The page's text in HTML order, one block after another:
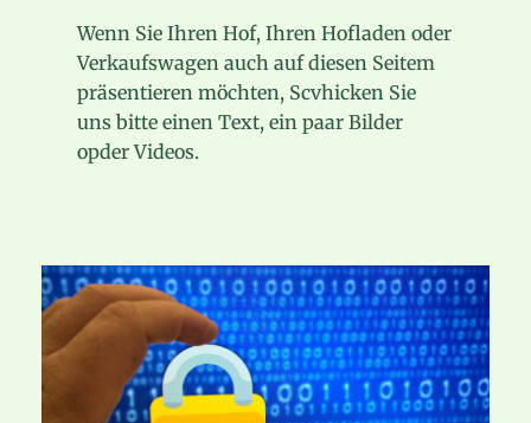
Wenn Sie Ihren Hof, Ihren Hofladen oder
Verkaufswagen auch auf diesen Seitem
präsentieren möchten, Scvhicken Sie
uns bitte einen Text, ein paar Bilder
opder Videos.